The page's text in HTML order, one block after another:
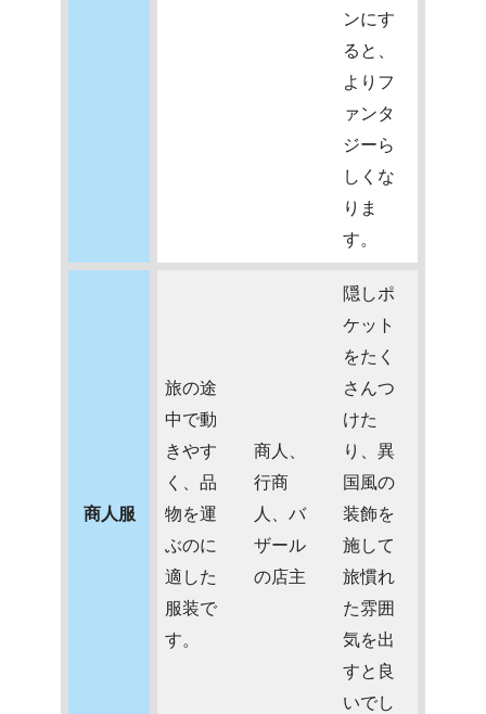
ンにす
ると、
よりフ
ァンタ
ジーら
しくな
りま
す。
商人服
旅の途
中で動
きやす
く、品
物を運
ぶのに
適した
服装で
す。
商人、
行商
人、バ
ザール
の店主
隠しポ
ケット
をたく
さんつ
けた
り、異
国風の
装飾を
施して
旅慣れ
た雰囲
気を出
すと良
いでし